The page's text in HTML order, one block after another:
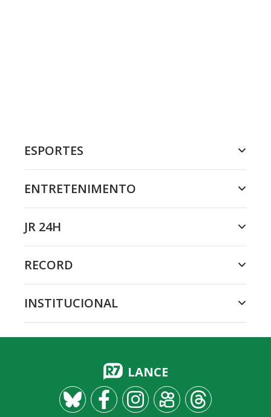
ESPORTES
ENTRETENIMENTO
JR 24H
RECORD
INSTITUCIONAL
LANCE